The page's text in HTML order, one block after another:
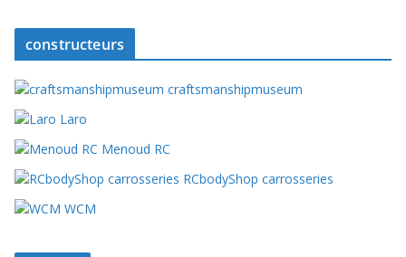
constructeurs
craftsmanshipmuseum
Laro
Menoud RC
RCbodyShop carrosseries
WCM